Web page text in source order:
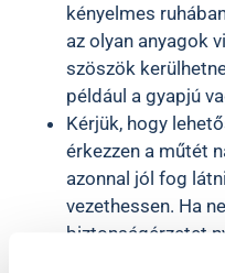
kényelmes
az olyan anyagok
szöszök
például a gyapjú
Kérjük, hogy
érkezzen a műtét
azonnal jól fog
vezethessen. Ha
biztonságérzetet
Kérjük hozzon